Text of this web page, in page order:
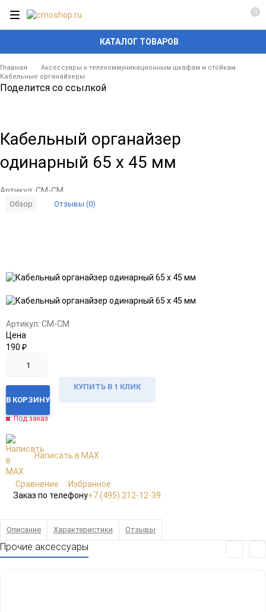
КАТАЛОГ ТОВАРОВ
0
Главная
Аксессуары к телекоммуникационным шкафам и стойкам
Кабельные органайзеры
Поделится со ссылкой
Кабельный органайзер
одинарный 65 x 45 мм
Артикул: CM-СМ
Обзор Отзывы (0)
в
к
Артикул: CM-СМ
Цена
190 ₽
В КОРЗИНУ
КУПИТЬ В 1 КЛИК
Под заказ
Написать в MAX
Сравнение
Избранное
Заказ по телефону+7 (495) 212-12-39
Описание Характеристики Отзывы
Прочие аксессуары